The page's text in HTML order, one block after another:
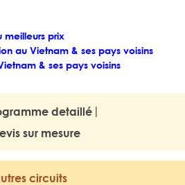
meilleurs prix
au Vietnam & ses pays voisins
& ses pays voisins
detaillé
sur mesure
circuits